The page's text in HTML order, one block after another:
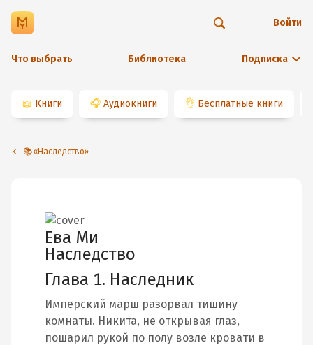
Что выбрать Библиотека Подписка
Войти
📖 Книги 🎧 Аудиокниги 👌 Бесплатные книги
📚«Наследство»
Ева Ми
Наследство
Глава 1. Наследник
Имперский марш разорвал тишину
комнаты. Никита, не открывая глаз,
пошарил рукой по полу возле кровати в